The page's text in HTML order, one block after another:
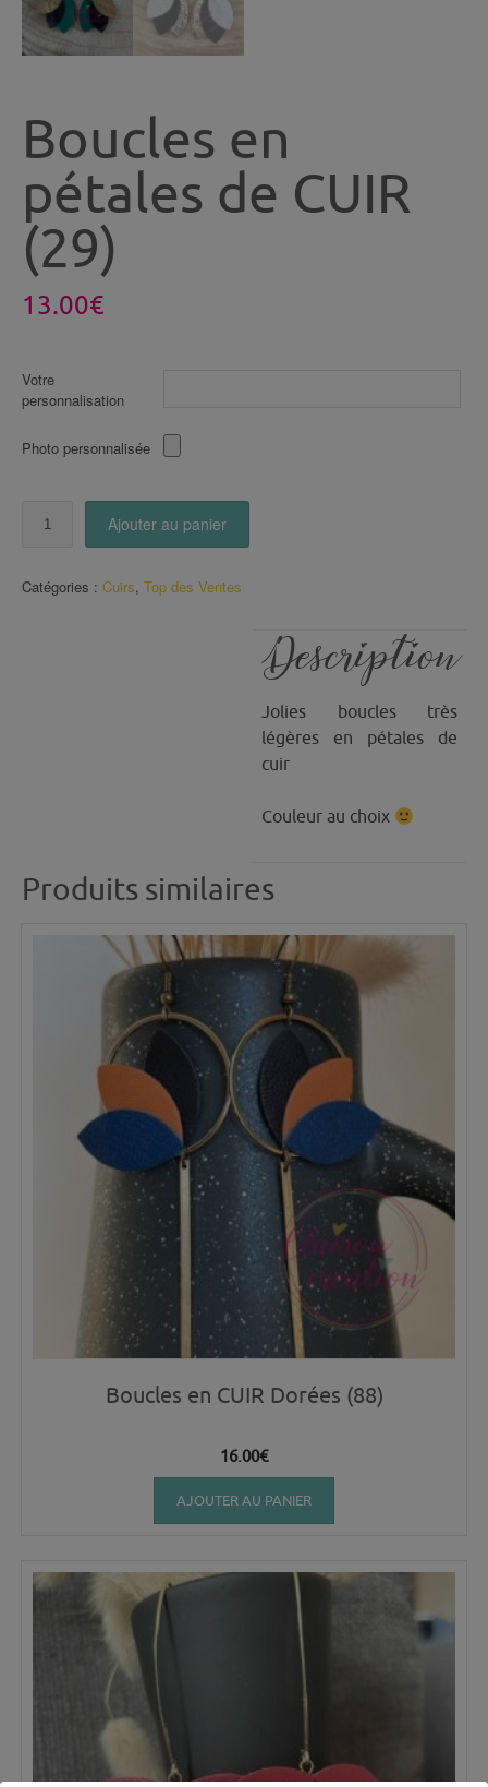
Boucles en
pétales de CUIR
(29)
13.00€
Votre
personnalisation
Photo personnalisée
pétales
Ajouter au panier
Catégories : Cuirs, Top des Ventes
Description
Jolies boucles très
légères en pétales de
cuir
Couleur au choix
Produits similaires
Boucles en CUIR Dorées (88)
16.00€
AJOUTER AU PANIER